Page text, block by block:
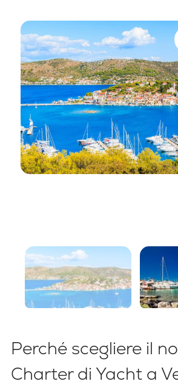
Perché scegliere il
Charter di Yacht a